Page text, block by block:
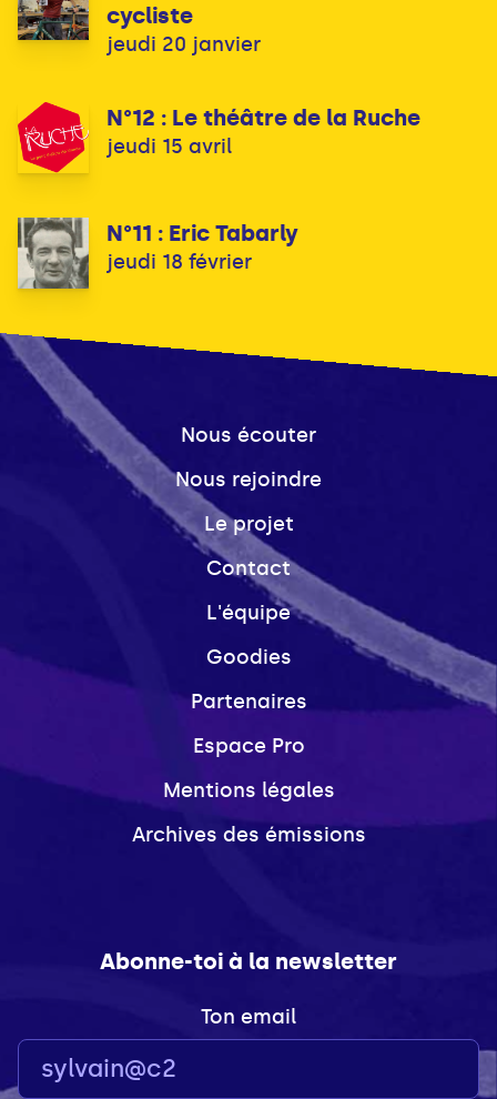
cycliste
jeudi 20 janvier
N°12 : Le théâtre de la Ruche
jeudi 15 avril
N°11 : Eric Tabarly
jeudi 18 février
Nous écouter
Nous rejoindre
Le projet
Contact
L'équipe
Goodies
Partenaires
Espace Pro
Mentions légales
Archives des émissions
Abonne-toi à la newsletter
Ton email